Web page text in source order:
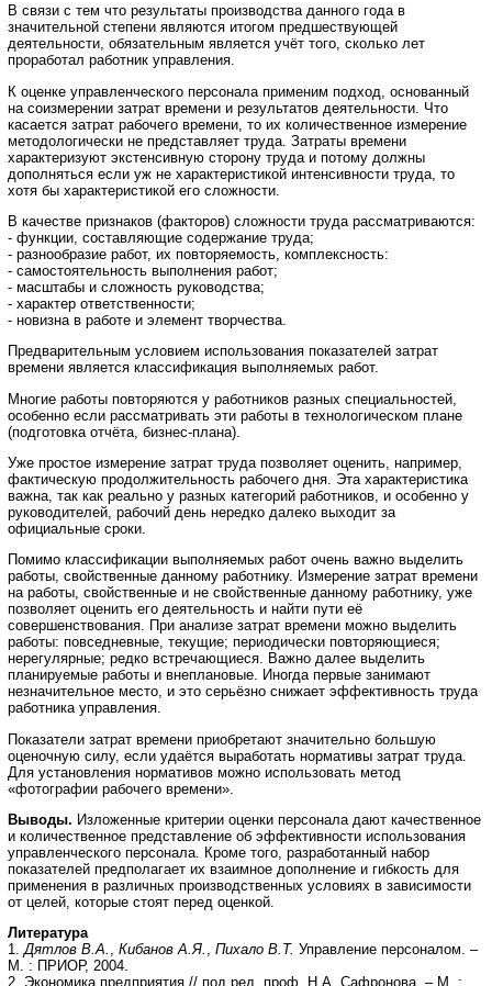
В связи с тем что результаты производства данного года в
значительной степени являются итогом предшествующей
деятельности, обязательным является учёт того, сколько лет
проработал работник управления.
К оценке управленческого персонала применим подход, основанный
на соизмерении затрат времени и результатов деятельности. Что
касается затрат рабочего времени, то их количественное измерение
методологически не представляет труда. Затраты времени
характеризуют экстенсивную сторону труда и потому должны
дополняться если уж не характеристикой интенсивности труда, то
хотя бы характеристикой его сложности.
В качестве признаков (факторов) сложности труда рассматриваются:
- функции, составляющие содержание труда;
- разнообразие работ, их повторяемость, комплексность:
- самостоятельность выполнения работ;
- масштабы и сложность руководства;
- характер ответственности;
- новизна в работе и элемент творчества.
Предварительным условием использования показателей затрат
времени является классификация выполняемых работ.
Многие работы повторяются у работников разных специальностей,
особенно если рассматривать эти работы в технологическом плане
(подготовка отчёта, бизнес-плана).
Уже простое измерение затрат труда позволяет оценить, например,
фактическую продолжительность рабочего дня. Эта характеристика
важна, так как реально у разных категорий работников, и особенно у
руководителей, рабочий день нередко далеко выходит за
официальные сроки.
Помимо классификации выполняемых работ очень важно выделить
работы, свойственные данному работнику. Измерение затрат времени
на работы, свойственные и не свойственные данному работнику, уже
позволяет оценить его деятельность и найти пути её
совершенствования. При анализе затрат времени можно выделить
работы: повседневные, текущие; периодически повторяющиеся;
нерегулярные; редко встречающиеся. Важно далее выделить
планируемые работы и внеплановые. Иногда первые занимают
незначительное место, и это серьёзно снижает эффективность труда
работника управления.
Показатели затрат времени приобретают значительно большую
оценочную силу, если удаётся выработать нормативы затрат труда.
Для установления нормативов можно использовать метод
«фотографии рабочего времени».
Выводы. Изложенные критерии оценки персонала дают качественное
и количественное представление об эффективности использования
управленческого персонала. Кроме того, разработанный набор
показателей предполагает их взаимное дополнение и гибкость для
применения в различных производственных условиях в зависимости
от целей, которые стоят перед оценкой.
Литература
1.Дятлов В.А. , Кибанов А.Я. , Пихало В.Т. Управление персоналом. –
М. : ПРИОР, 2004.
2. Экономика предприятия // под ред. проф. Н.А. Сафронова. – М. :